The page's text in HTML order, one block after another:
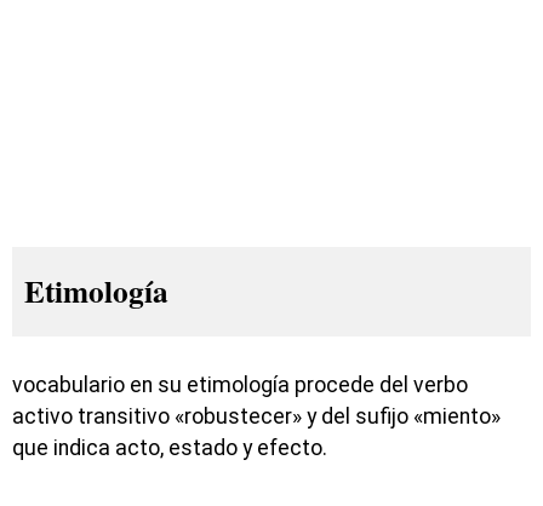
Etimología
vocabulario en su etimología procede del verbo
activo transitivo «robustecer» y del sufijo «miento»
que indica acto, estado y efecto.